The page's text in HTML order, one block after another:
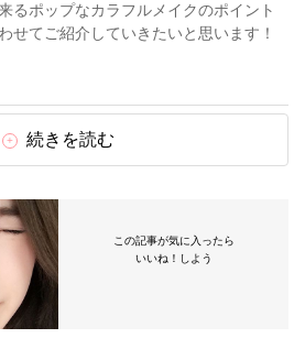
るポップなカラフルメイクのポイント
せてご紹介していきたいと思います！
続きを読む
この記事が気に入ったら
いいね！しよう